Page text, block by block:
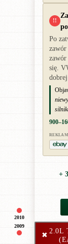
2010
!!
Po
zawór
zawór
się.
+
2009
✖
2.0L